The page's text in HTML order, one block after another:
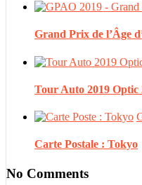
Grand Prix de l’Âge
Tour Auto 2019 Optic
Carte Postale : Tokyo
No Comments